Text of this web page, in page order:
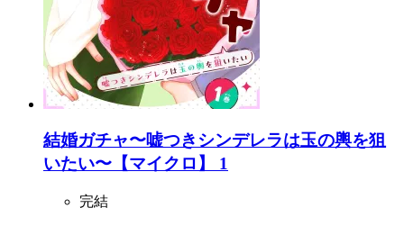
結婚ガチャ〜嘘つきシンデレラは玉の輿を狙
いたい〜【マイクロ】 1
完結